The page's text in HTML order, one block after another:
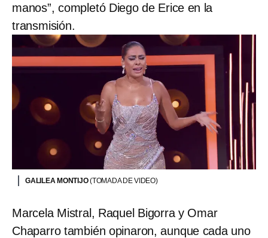
manos”, completó Diego de Erice en la
transmisión.
GALILEA MONTIJO(TOMADA DE VIDEO)
Marcela Mistral, Raquel Bigorra y Omar
Chaparro también opinaron, aunque cada uno